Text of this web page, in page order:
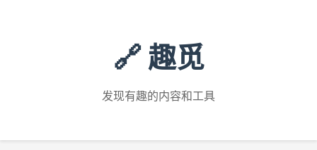
🔗 趣觅
发现有趣的内容和工具